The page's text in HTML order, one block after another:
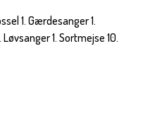
1. Gærdesanger 1.
1. Sortmejse 10.